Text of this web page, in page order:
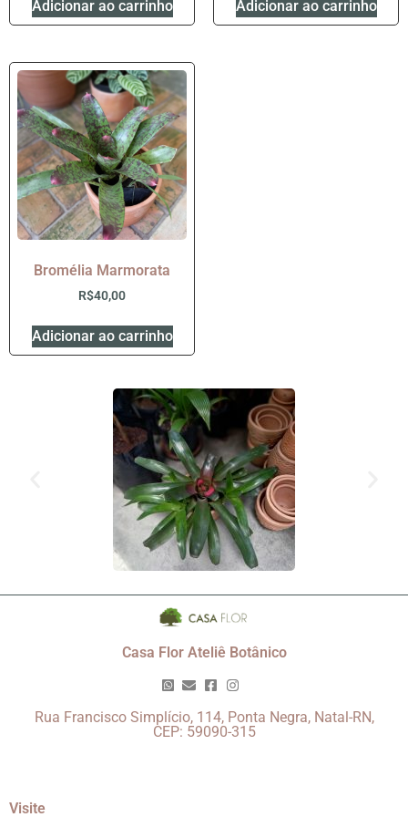
Adicionar ao carrinho Adicionar ao carrinho
Bromélia Marmorata
R$40,00
Adicionar ao carrinho
Casa Flor Ateliê Botânico
Rua Francisco Simplício, 114, Ponta Negra, Natal-RN,
CEP: 59090-315
Visite